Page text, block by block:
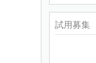
試用募集